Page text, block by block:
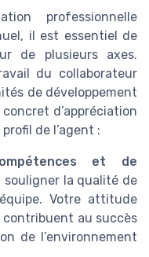
professionnelle
il est essentiel de
de plusieurs axes.
du collaborateur
de développement
d’appréciation
de l’agent :
et de
souligner la qualité de
Votre attitude
au succès
de l’environnement